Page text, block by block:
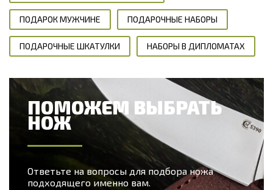
ПОДАРОК МУЖЧИНЕ ПОДАРОЧНЫЕ НАБОРЫ
ПОДАРОЧНЫЕ ШКАТУЛКИ НАБОРЫ В ДИПЛОМАТАХ
ПОМОЖЕМ ВЫБРАТЬ
НОЖ
Ответьте на вопросы для подбора ножа
подходящего именно вам.